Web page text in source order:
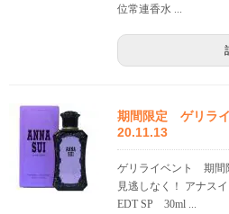
位常連香水 ...
期間限定 ゲリラ
20.11.13
ゲリライベント 期間
見逃しなく！ アナ
EDT SP 30ml ...